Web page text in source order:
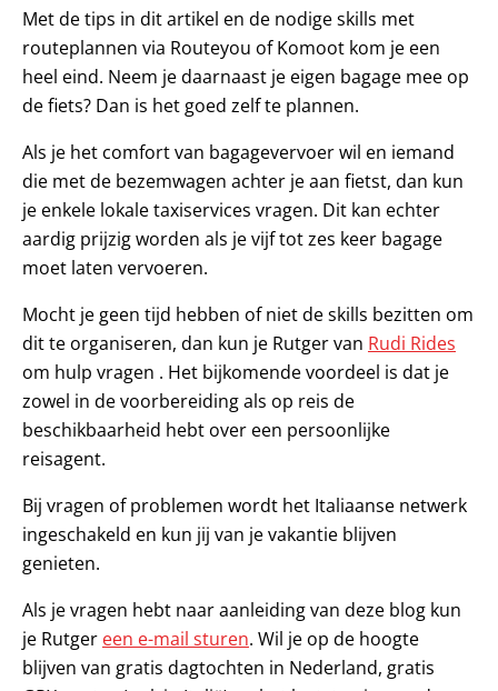
Met de tips in dit artikel en de nodige skills met
routeplannen via Routeyou of Komoot kom je een
heel eind. Neem je daarnaast je eigen bagage mee op
de fiets? Dan is het goed zelf te plannen.
Als je het comfort van bagagevervoer wil en iemand
die met de bezemwagen achter je aan fietst, dan kun
je enkele lokale taxiservices vragen. Dit kan echter
aardig prijzig worden als je vijf tot zes keer bagage
moet laten vervoeren.
Mocht je geen tijd hebben of niet de skills bezitten om
dit te organiseren, dan kun je Rutger van Rudi Rides
om hulp vragen . Het bijkomende voordeel is dat je
zowel in de voorbereiding als op reis de
beschikbaarheid hebt over een persoonlijke
reisagent.
Bij vragen of problemen wordt het Italiaanse netwerk
ingeschakeld en kun jij van je vakantie blijven
genieten.
Als je vragen hebt naar aanleiding van deze blog kun
je Rutger een e-mail sturen. Wil je op de hoogte
blijven van gratis dagtochten in Nederland, gratis